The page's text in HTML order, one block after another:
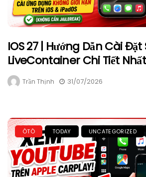
IOS 27 | Hướng Dẫn Cài
LiveContainer Chi Tiết Nhất
Trần Thịnh 31/07/2026
ÔTÔ TODAY UNCATEGORIZED